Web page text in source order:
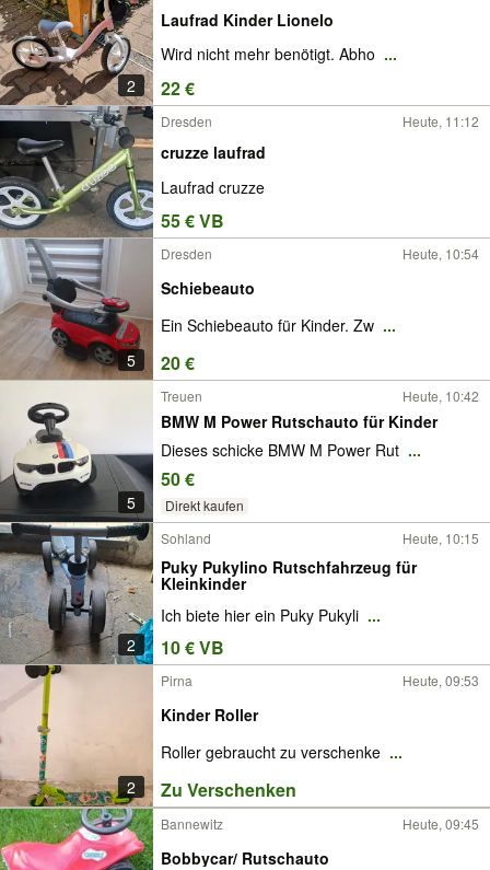
2
Laufrad Kinder Lionelo
Wird nicht mehr benötigt. Abho ...
22 €
Dresden Heute, 11:12
cruzze laufrad
Laufrad cruzze
55 € VB
5
Dresden Heute, 10:54
Schiebeauto
Ein Schiebeauto für Kinder. Zw ...
20 €
5
Treuen Heute, 10:42
BMW M Power Rutschauto für Kinder
Dieses schicke BMW M Power Rut ...
50 €
Direkt kaufen
2
Sohland Heute, 10:15
Puky Pukylino Rutschfahrzeug für
Kleinkinder
Ich biete hier ein Puky Pukyli ...
10 € VB
2
Pirna Heute, 09:53
Kinder Roller
Roller gebraucht zu verschenke ...
Zu Verschenken
Bannewitz Heute, 09:45
Bobbycar/ Rutschauto